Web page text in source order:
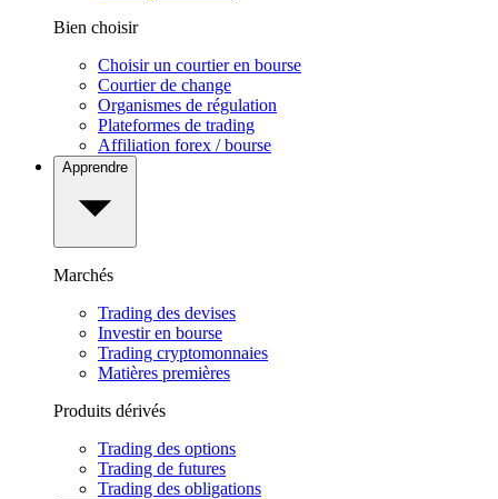
Bien choisir
Choisir un courtier en bourse
Courtier de change
Organismes de régulation
Plateformes de trading
Affiliation forex / bourse
Apprendre
Marchés
Trading des devises
Investir en bourse
Trading cryptomonnaies
Matières premières
Produits dérivés
Trading des options
Trading de futures
Trading des obligations